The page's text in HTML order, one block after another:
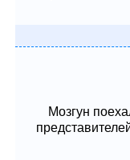
Мозгун